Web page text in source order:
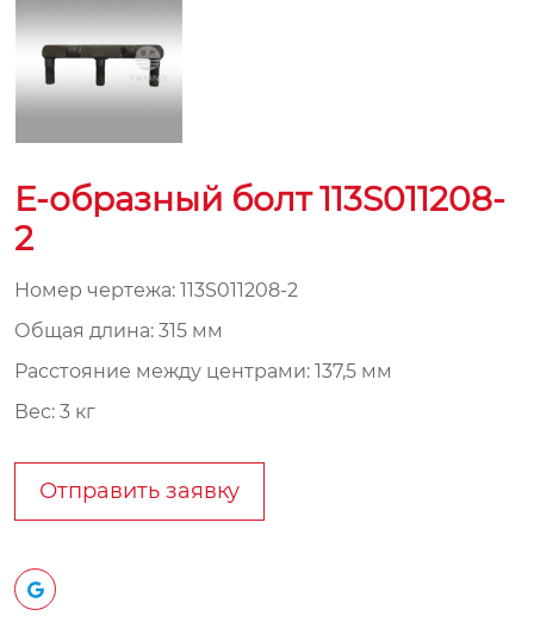
E-образный болт 113S011208-
2
Номер чертежа: 113S011208-2
Общая длина: 315 мм
Расстояние между центрами: 137,5 мм
Вес: 3 кг
Отправить заявку